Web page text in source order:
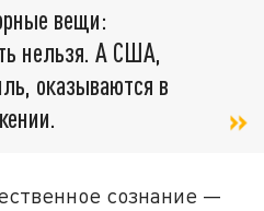
вещи:
нельзя. А США,
оказываются в
сознание —